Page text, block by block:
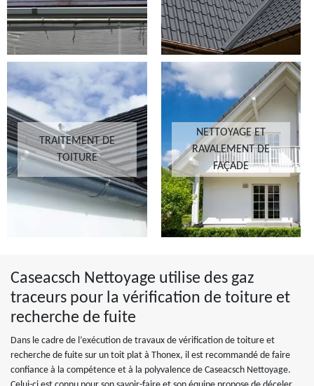
TRAITEMENT DE
TOITURE
NETTOYAGE ET
RAVALEMENT DE
FAÇADE
Caseacsch Nettoyage utilise des gaz
traceurs pour la vérification de toiture et
recherche de fuite
Dans le cadre de l’exécution de travaux de vérification de toiture et
recherche de fuite sur un toit plat à Thonex, il est recommandé de faire
confiance à la compétence et à la polyvalence de Caseacsch Nettoyage.